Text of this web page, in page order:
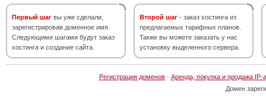
Первый шаг вы уже сделали,
зарегистрировав доменное имя.
Следующими шагами будут заказ
хостинга и создание сайта.
Второй шаг - заказ хостинга из
предлагаемых тарифных планов.
Также вы можете заказать у нас
установку выделенного сервера.
Регистрация доменов· Аренда, покупка и продажа IP-
Домен